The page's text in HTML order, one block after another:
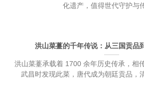
化遗产，值得世代守护与
洪山菜薹的千年传说：从三国贡品
洪山菜薹承载着 1700 余年历史传承，相
武昌时发现此菜，唐代成为朝廷贡品，